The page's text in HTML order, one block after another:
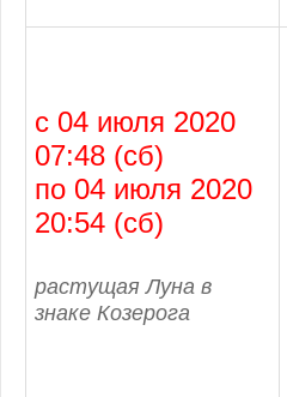
с 04 июля 2020
07:48 (сб)
по 04 июля 2020
20:54 (сб)
растущая Луна в
знаке Козерога